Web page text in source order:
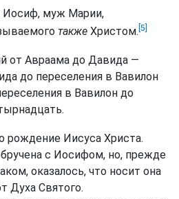
Иосиф, муж Марии,
также Христом. [5]
от Авраама до Давида —
до переселения в Вавилон
в Вавилон до
рождение Иисуса Христа.
с Иосифом, но, прежде
оказалось, что носит она
Духа Святого.